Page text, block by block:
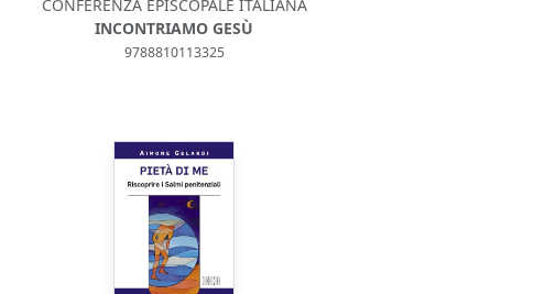
CONFERENZA EPISCOPALE ITALIANA
INCONTRIAMO GESÙ
9788810113325